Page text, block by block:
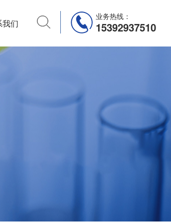
业务热线：
15392937510
我们